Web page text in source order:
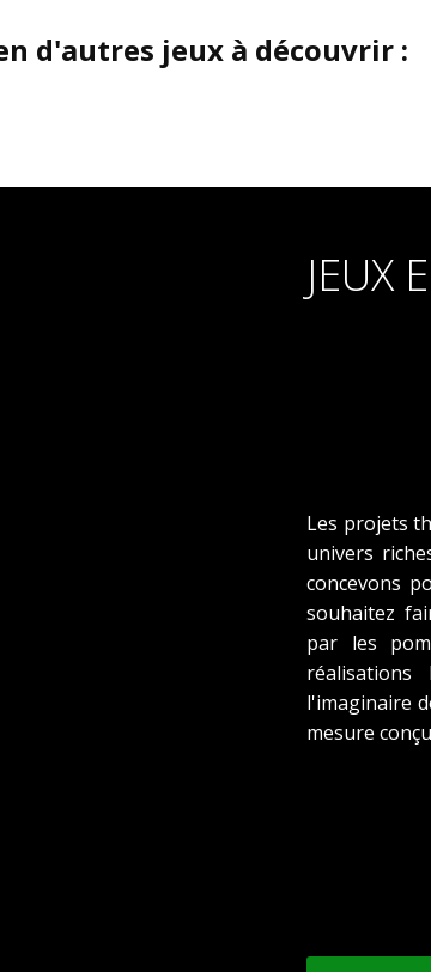
d'autres jeux à découvrir :
JEUX
Les projets
univers
concevons
souhaitez
par les
l'imaginaire
mesure